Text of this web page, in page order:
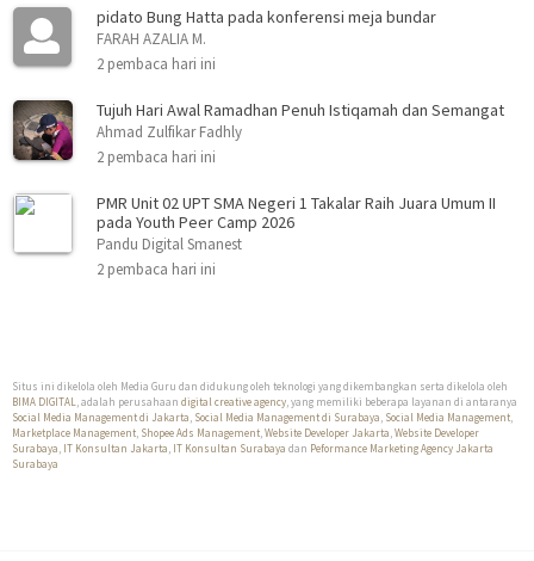
pidato Bung Hatta pada konferensi meja bundar
FARAH AZALIA M.
2 pembaca hari ini
Tujuh Hari Awal Ramadhan Penuh Istiqamah dan Semangat
Ahmad Zulfikar Fadhly
2 pembaca hari ini
PMR Unit 02 UPT SMA Negeri 1 Takalar Raih Juara Umum II
pada Youth Peer Camp 2026
Pandu Digital Smanest
2 pembaca hari ini
Situs ini dikelola oleh Media Guru dan didukung oleh teknologi yang dikembangkan serta dikelola oleh
BIMA DIGITAL
, adalah perusahaan digital creative agency , yang memiliki beberapa layanan di antaranya
Social Media Management di Jakarta Social Media Management di Surabaya Social Media Management
Marketplace Management Shopee Ads Management Website Developer Jakarta Website Developer
Surabaya IT Konsultan Jakarta IT Konsultan Surabaya dan Peformance Marketing Agency Jakarta
Surabaya